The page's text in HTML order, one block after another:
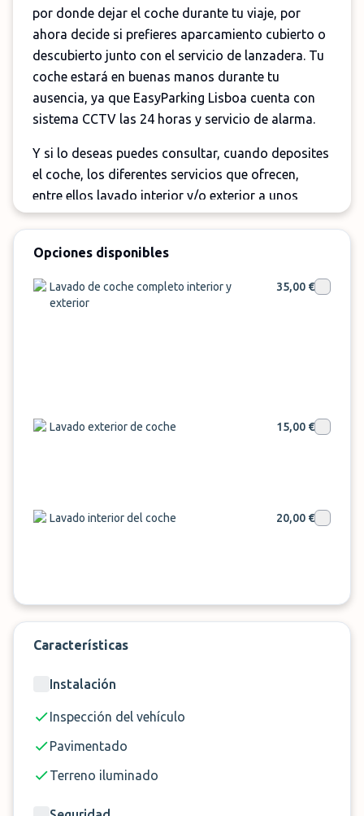
por donde dejar el coche durante tu viaje, por
ahora decide si prefieres aparcamiento cubierto o
descubierto junto con el servicio de lanzadera. Tu
coche estará en buenas manos durante tu
ausencia, ya que EasyParking Lisboa cuenta con
sistema CCTV las 24 horas y servicio de alarma.
Y si lo deseas puedes consultar, cuando deposites
el coche, los diferentes servicios que ofrecen,
entre ellos lavado interior y/o exterior a unos
precios inigualables.
Easyparking en el aeropuerto de Lisboa
Opciones disponibles
Lavado de coche completo interior y
exterior
35,00 €
Lavado exterior de coche 15,00 €
Lavado interior del coche 20,00 €
Características
Instalación
Inspección del vehículo
Pavimentado
Terreno iluminado